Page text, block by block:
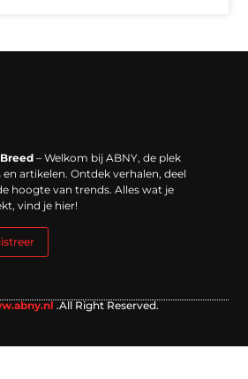
– Welkom bij ABNY, de plek
artikelen. Ontdek verhalen, deel
hoogte van trends. Alles wat je
vind je hier!
.All Right Reserved.